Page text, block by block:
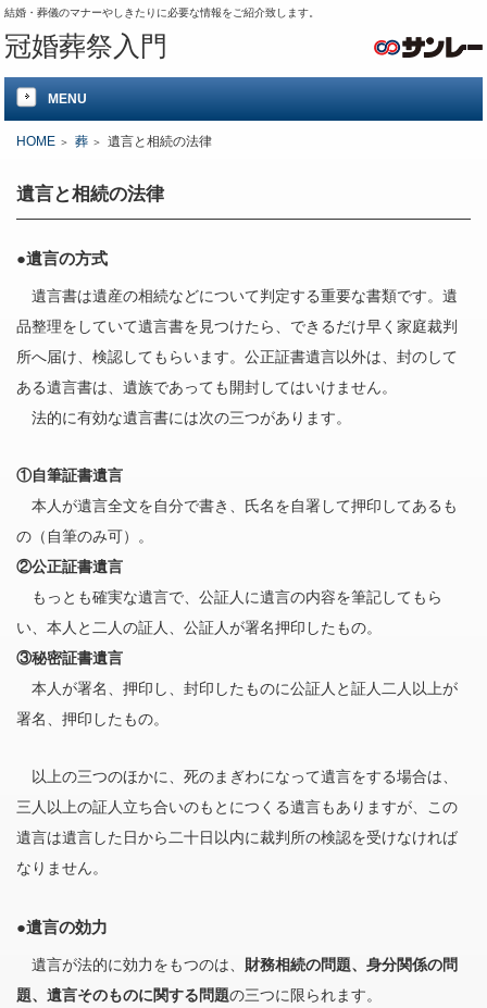
結婚・葬儀のマナーやしきたりに必要な情報をご紹介致します。
冠婚葬祭入門
MENU
HOME 葬 遺言と相続の法律
遺言と相続の法律
●遺言の方式
遺言書は遺産の相続などについて判定する重要な書類です。遺
品整理をしていて遺言書を見つけたら、できるだけ早く家庭裁判
所へ届け、検認してもらいます。公正証書遺言以外は、封のして
ある遺言書は、遺族であっても開封してはいけません。
法的に有効な遺言書には次の三つがあります。
①自筆証書遺言
本人が遺言全文を自分で書き、氏名を自署して押印してあるも
の（自筆のみ可）。
②公正証書遺言
もっとも確実な遺言で、公証人に遺言の内容を筆記してもら
い、本人と二人の証人、公証人が署名押印したもの。
③秘密証書遺言
本人が署名、押印し、封印したものに公証人と証人二人以上が
署名、押印したもの。
以上の三つのほかに、死のまぎわになって遺言をする場合は、
三人以上の証人立ち合いのもとにつくる遺言もありますが、この
遺言は遺言した日から二十日以内に裁判所の検認を受けなければ
なりません。
●遺言の効力
遺言が法的に効力をもつのは、 財務相続の問題、身分関係の問
題、遺言そのものに関する問題の三つに限られます。